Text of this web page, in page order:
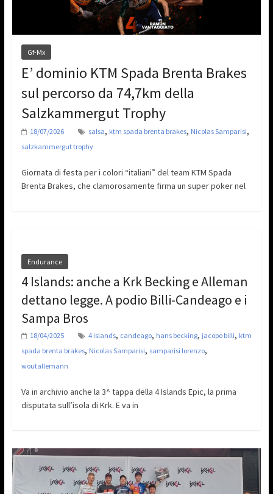
Gf-Mx
E’ dominio KTM Spada Brenta Brakes
sul percorso da 74,7km della
Salzkammergut Trophy
18/07/2026 salsa, ktm spada brenta brakes, Nicolas Samparisi,
salzkammergut trophy
Giornata di festa per i colori “italiani” del team KTM Spada
Brenta Brakes, che clamorosamente firma un super poker nel
Endurance
4 Islands: anche a Krk Becking e Alleman
dettano legge. A podio Billi-Candeago e i
Sampa Bros
18/04/2025 4 islands, candeago, hans becking, jacopo billi, ktm
spada brenta brakes, Nicolas Samparisi, samparisi lorenzo,
woutallemann
Va in archivio anche la 3^ tappa della 4 Islands Epic, la prima
disputata sull’isola di Krk. E va in